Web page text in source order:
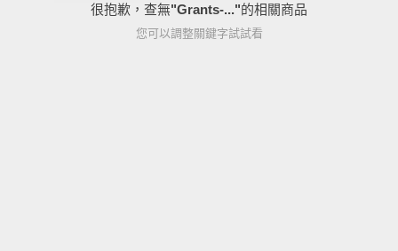
很抱歉，查無"Grants-..."的相關商品
您可以調整關鍵字試試看